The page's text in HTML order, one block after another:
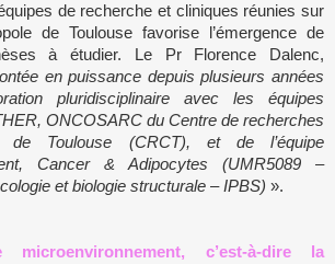
de recherche et cliniques réunies sur
de Toulouse favorise l’émergence de
à étudier. Le Pr Florence Dalenc,
en puissance depuis plusieurs années
pluridisciplinaire avec les équipes
ONCOSARC du Centre de recherches
de Toulouse (CRCT), et de l’équipe
Cancer & Adipocytes (UMR5089 –
et biologie structurale – IPBS) ».
microenvironnement, c’est-à-dire la